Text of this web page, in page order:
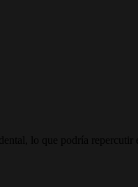
lo que podría repercutir